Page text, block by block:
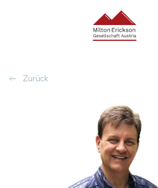
Zum Hauptinhalt springen
Zurück